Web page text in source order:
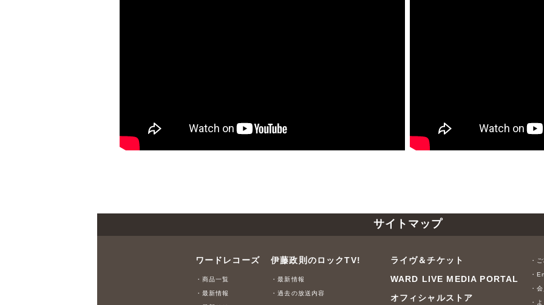
サイトマップ
ワードレコーズ
・商品一覧
・最新情報
伊藤政則のロックTV!
・最新情報
・過去の放送内容
ライヴ＆チケット
WARD LIVE MEDIA PORTAL
オフィシャルストア
・
・
・
・